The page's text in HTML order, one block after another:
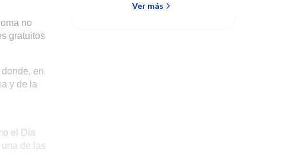
no
gratuitos
en
y de la
el Día
de las
cotidiana.Ver más